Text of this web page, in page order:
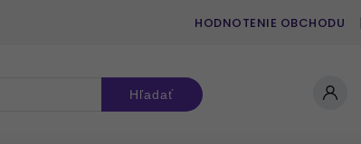
HODNOTENIE OBCHODU
Hľadať